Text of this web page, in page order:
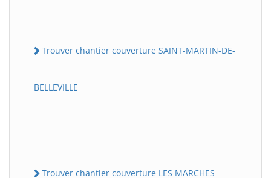
Trouver chantier couverture SAINT-MARTIN-DE-
BELLEVILLE
Trouver chantier couverture LES MARCHES